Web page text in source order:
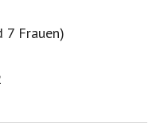
7 Frauen)